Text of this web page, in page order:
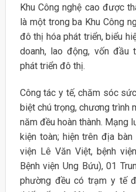
Khu Công nghệ cao được
là một trong ba Khu Công
đô thị hóa phát triển, biểu
doanh, lao động, vốn đầu
phát triển đô thị.
Công tác y tế, chăm sóc
biệt chú trọng, chương trình
năm đều hoàn thành. Mạng
kiện toàn; hiện trên địa
viện Lê Văn Việt, bệnh
Bệnh viện Ung Bứu), 01
phường đều có trạm y tế